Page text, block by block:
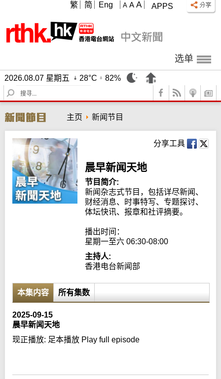
APPS
A A A
繁 简 Eng
选单
2026.08.07 星期五 28°C
82%
S
e
r
c
h
主页 新闻节目
分享工具
晨早新闻天地
节目简介:
新闻杂志式节目，包括详尽新闻、
财经消息、时事特写、专题探讨、
体坛快讯、报章和社评摘要。
播出时间：
星期一至六 06:30-08:00
主持人:
香港电台新闻部
本集内容 所有集数
2025-09-15
晨早新闻天地
现正播放: 足本播放 Play full episode